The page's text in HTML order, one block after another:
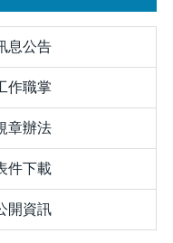
息公告
作職掌
章辦法
件下載
開資訊